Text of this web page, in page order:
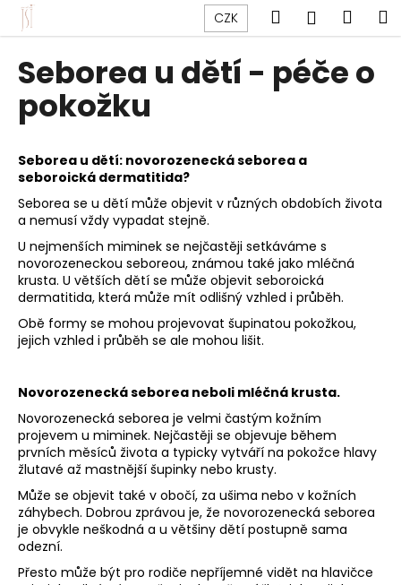
Přejít
obsah
CZK Hledat
Seborea u dětí - péče o
pokožku
Seborea u dětí: novorozenecká seborea a
seboroická dermatitida?
Seborea se u dětí může objevit v různých obdobích života
a nemusí vždy vypadat stejně.
U nejmenších miminek se nejčastěji setkáváme s
novorozeneckou seboreou, známou také jako mléčná
krusta. U větších dětí se může objevit seboroická
dermatitida, která může mít odlišný vzhled i průběh.
Obě formy se mohou projevovat šupinatou pokožkou,
jejich vzhled i průběh se ale mohou lišit.
Novorozenecká seborea neboli mléčná krusta.
Novorozenecká seborea je velmi častým kožním
projevem u miminek. Nejčastěji se objevuje během
prvních měsíců života a typicky vytváří na pokožce hlavy
žlutavé až mastnější šupinky nebo krusty.
Může se objevit také v obočí, za ušima nebo v kožních
záhybech. Dobrou zprávou je, že novorozenecká seborea
je obvykle neškodná a u většiny dětí postupně sama
odezní.
Přesto může být pro rodiče nepříjemné vidět na hlavičce
o
C
o
o
t
ř
e
b
u
j
e
t
n
a
j
í
t
?